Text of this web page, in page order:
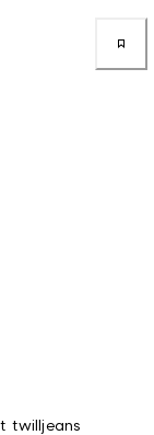
twilljeans